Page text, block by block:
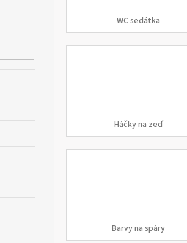
WC sedátka
Háčky na zeď
Barvy na spáry